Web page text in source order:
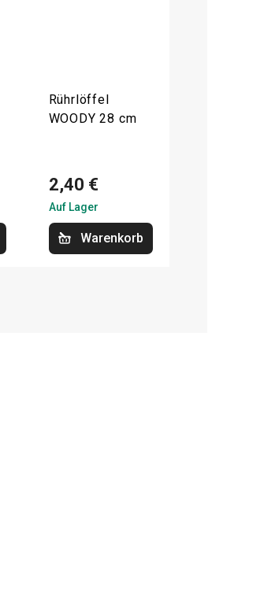
Rührlöffel
WOODY 28 cm
2,40 €
Auf Lager
Warenkorb